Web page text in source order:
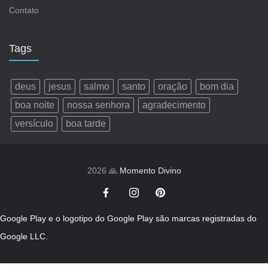
Contato
Tags
deus jesus salmo santo oração
bom dia
boa noite
nossa senhora
agradecimento
versículo
boa tarde
2026 🙏 Momento Divino
Google Play e o logotipo do Google Play são marcas registradas do
Google LLC.